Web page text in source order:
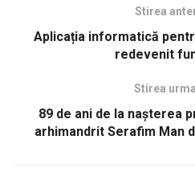
Stirea
Aplicația informatică
redevenit
Stirea
89 de ani de la naşterea
arhimandrit Serafim Man